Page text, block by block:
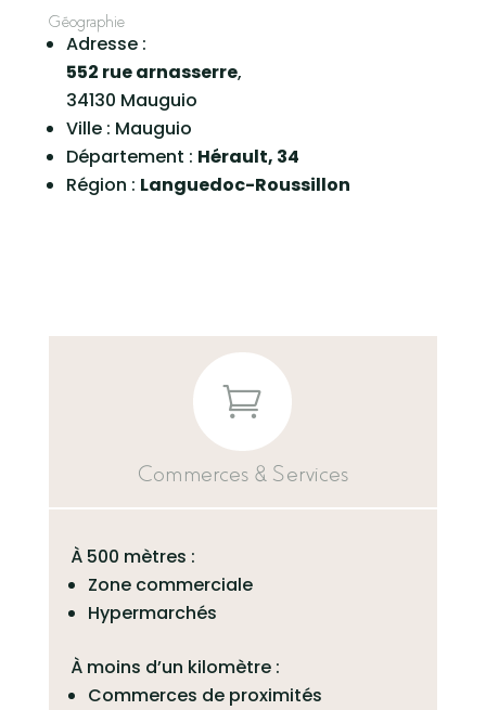
Géographie
Adresse :
552 rue arnasserre,
34130 Mauguio
Ville : Mauguio
Département : Hérault, 34
Région : Languedoc-Roussillon

Commerces & Services
À 500 mètres :
Zone commerciale
Hypermarchés
À moins d’un kilomètre :
Commerces de proximités